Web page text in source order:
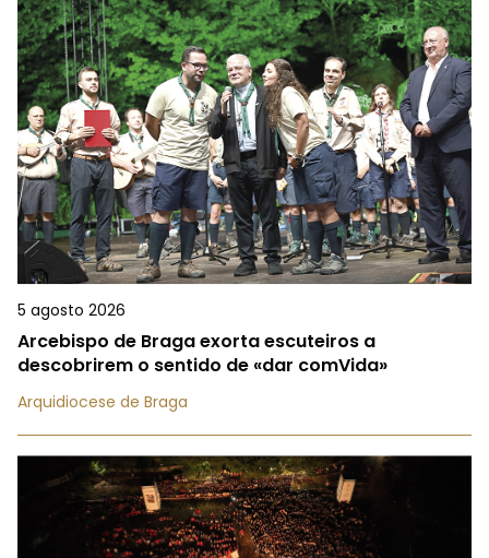
5 agosto 2026
Arcebispo de Braga exorta escuteiros a
descobrirem o sentido de «dar comVida»
Arquidiocese de Braga